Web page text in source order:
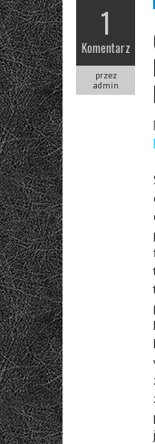
1
Komentarz
przez
admin